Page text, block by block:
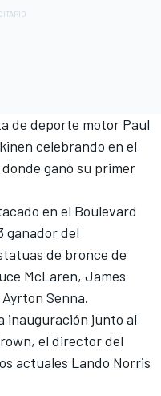
de deporte motor Paul
celebrando en el
ganó su primer
en el Boulevard
ganador del
de bronce de
McLaren, James
Senna.
inauguración junto al
el director del
actuales Lando Norris